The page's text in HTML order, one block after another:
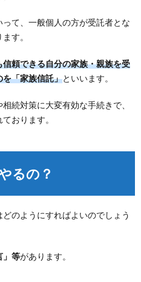
て、一般個人の方が受託者とな
す。
信頼できる自分の家族・親族を受
を「家族信託」といいます。
続対策に大変有効な手続きで、
おります。
るの？
のようにすればよいのでしょう
」等があります。